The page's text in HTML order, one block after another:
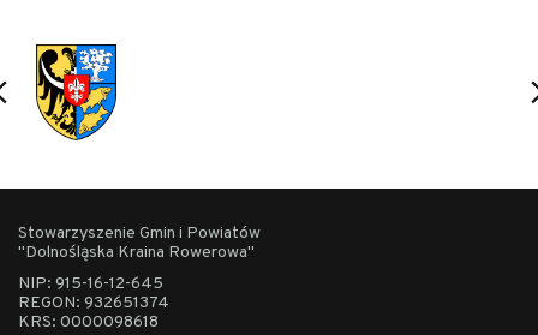
Stowarzyszenie Gmin i Powiatów
"Dolnośląska Kraina Rowerowa"
NIP: 915-16-12-645
REGON: 932651374
KRS: 0000098618